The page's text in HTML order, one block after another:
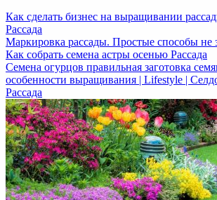
Как сделать бизнес на выращивании
Рассада
Маркировка рассады. Простые способы не
Как собрать семена астры осенью Рассада
Семена огурцов правильная заготовка
особенности выращивания | Lifestyle |
Рассада